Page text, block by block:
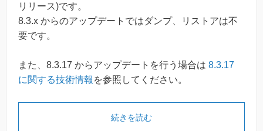
リリース)です。
8.3.x からのアップデートではダンプ、リストアは不
要です。
また、8.3.17 からアップデートを行う場合は 8.3.17
に関する技術情報 を参照してください。
続きを読む